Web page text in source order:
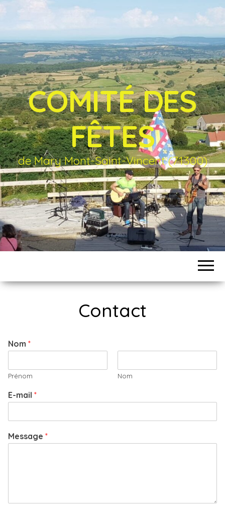
COMITÉ DES
FÊTES
de Mary Mont-Saint-Vincent (71300)
Contact
Nom *
Prénom Nom
E-mail *
Message *